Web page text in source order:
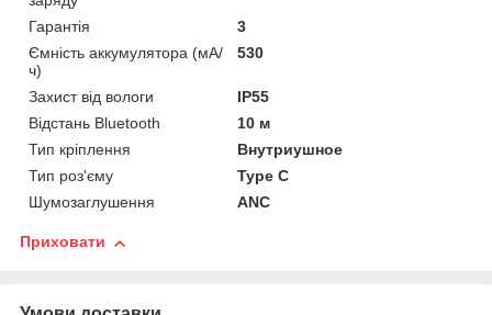
Гарантія
3
Ємність аккумулятора (мА/
ч)
530
Захист від вологи
IP55
Відстань Bluetooth
10 м
Тип кріплення
Внутриушное
Тип роз'єму
Type C
Шумозаглушення
ANC
Приховати